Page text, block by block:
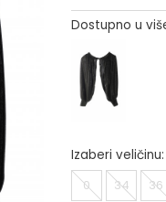
Dostupno u
Izaberi veličinu:
0
34 36